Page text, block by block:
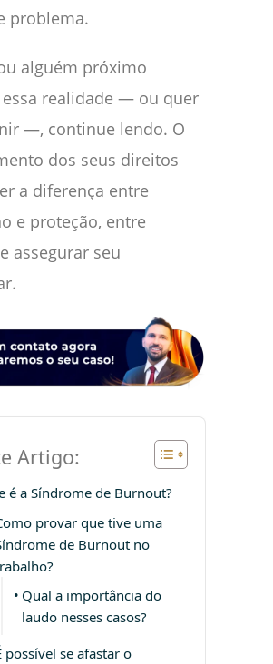
problema.
alguém próximo
realidade — ou quer
—, continue lendo. O
dos seus direitos
a diferença entre
e proteção, entre
assegurar seu
Artigo:
é a Síndrome de Burnout?
provar que tive uma
de Burnout no
Qual a importância do
laudo nesses casos?
possível se afastar o